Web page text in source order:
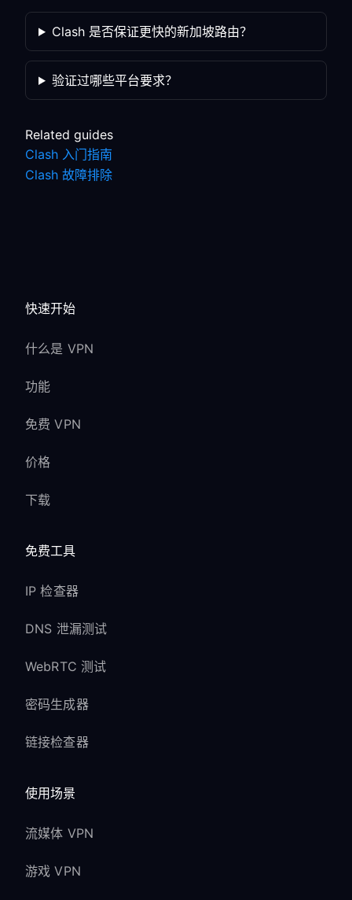
Clash 是否保证更快的新加坡路由？
验证过哪些平台要求？
Related guides
Clash 入门指南
Clash 故障排除
快速开始
什么是 VPN
功能
免费 VPN
价格
下载
免费工具
IP 检查器
DNS 泄漏测试
WebRTC 测试
密码生成器
链接检查器
使用场景
流媒体 VPN
游戏 VPN